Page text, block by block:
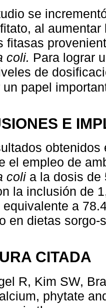
se
al
fitasas
coli. Para lograr
de
papel
E
el empleo de
coli a la dosis de
la inclusión de
equivalente a
en dietas
CITADA
R, Kim SW,
phytate